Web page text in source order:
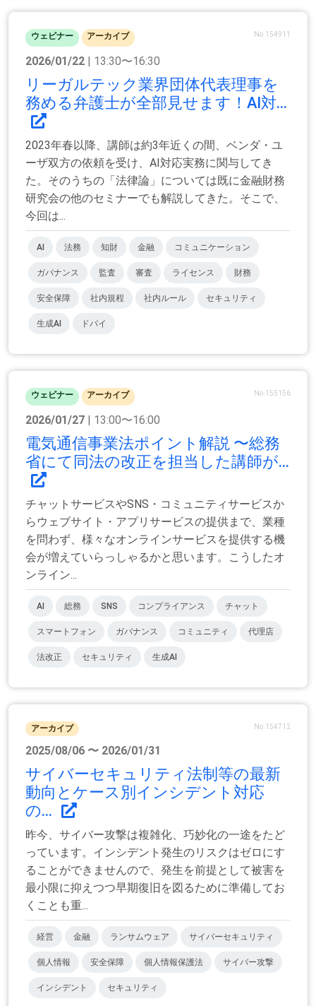
ウェビナー アーカイブ No.154911
2026/01/22 | 13:30〜16:30
リーガルテック業界団体代表理事を
務める弁護士が全部見せます！AI対...
2023年春以降、講師は約3年近くの間、ベンダ・ユ
ーザ双方の依頼を受け、AI対応実務に関与してき
た。そのうちの「法律論」については既に金融財務
研究会の他のセミナーでも解説してきた。そこで、
今回は...
AI 法務 知財 金融 コミュニケーション
ガバナンス 監査 審査 ライセンス 財務
安全保障 社内規程 社内ルール セキュリティ
生成AI ドバイ
ウェビナー アーカイブ No.155156
2026/01/27 | 13:00〜16:00
電気通信事業法ポイント解説 〜総務
省にて同法の改正を担当した講師が...
チャットサービスやSNS・コミュニティサービスか
らウェブサイト・アプリサービスの提供まで、業種
を問わず、様々なオンラインサービスを提供する機
会が増えていらっしゃるかと思います。こうしたオ
ンライン...
AI 総務 SNS コンプライアンス チャット
スマートフォン ガバナンス コミュニティ 代理店
法改正 セキュリティ 生成AI
アーカイブ No.154712
2025/08/06 〜 2026/01/31
サイバーセキュリティ法制等の最新
動向とケース別インシデント対応
の...
昨今、サイバー攻撃は複雑化、巧妙化の一途をたど
っています。インシデント発生のリスクはゼロにす
ることができませんので、発生を前提として被害を
最小限に抑えつつ早期復旧を図るために準備してお
くことも重...
経営 金融 ランサムウェア サイバーセキュリティ
個人情報 安全保障 個人情報保護法 サイバー攻撃
インシデント セキュリティ